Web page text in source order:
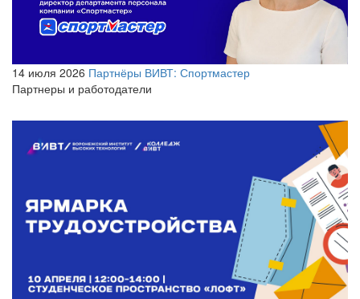
14 июля 2026 Партнёры ВИВТ: Спортмастер
Партнеры и работодатели